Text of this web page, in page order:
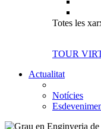
Totes les
TOUR
Actualitat
Notícies